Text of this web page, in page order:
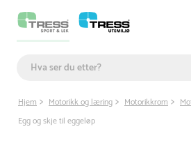
Hjem Motorikk og læring Motorikkrom
Egg og skje til eggeløp